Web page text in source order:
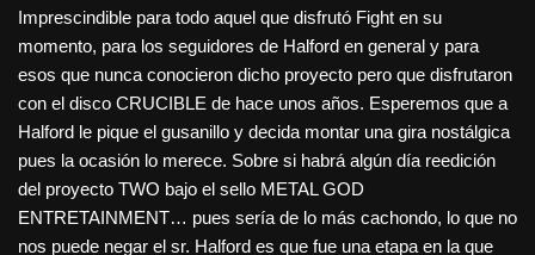
Imprescindible para todo aquel que disfrutó Fight en su
momento, para los seguidores de Halford en general y para
esos que nunca conocieron dicho proyecto pero que disfrutaron
con el disco CRUCIBLE de hace unos años. Esperemos que a
Halford le pique el gusanillo y decida montar una gira nostálgica
pues la ocasión lo merece. Sobre si habrá algún día reedición
del proyecto TWO bajo el sello METAL GOD
ENTRETAINMENT… pues sería de lo más cachondo, lo que no
nos puede negar el sr. Halford es que fue una etapa en la que